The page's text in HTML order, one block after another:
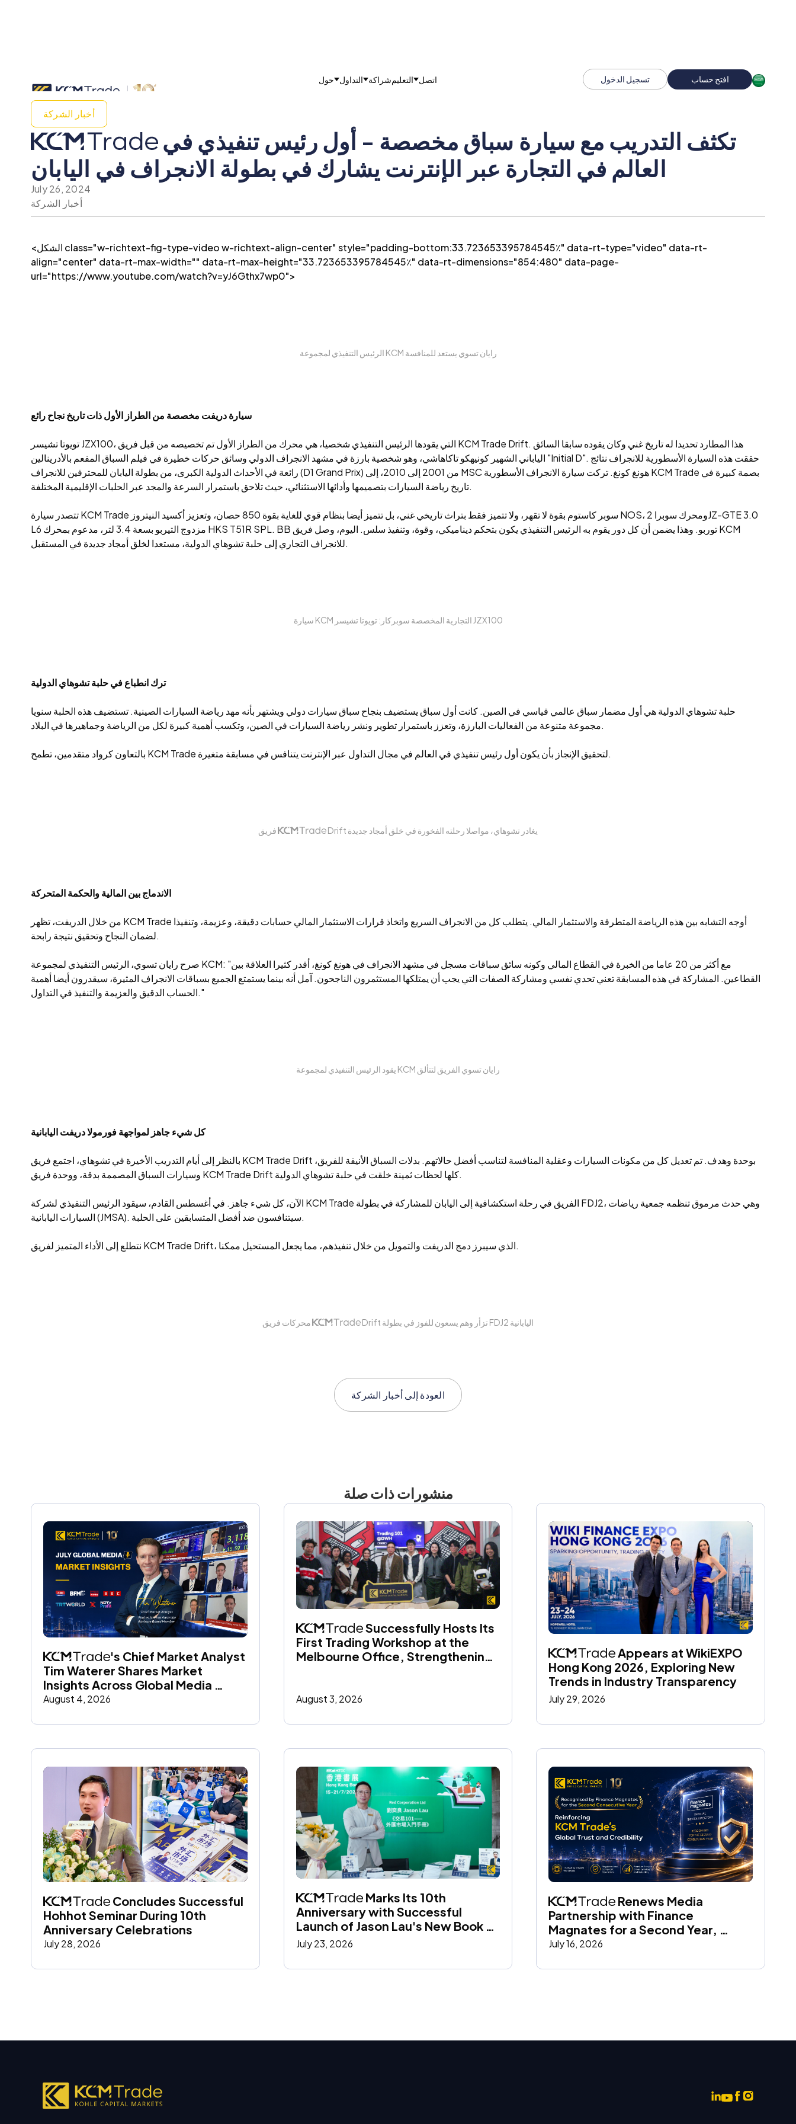
حول التداول شراكة التعليم اتصل تسجيل الدخول افتح حساب
أخبار الشركة
تكثف التدريب مع سيارة سباق مخصصة - أول رئيس تنفيذي في
العالم في التجارة عبر الإنترنت يشارك في بطولة الانجراف في اليابان
July 26, 2024
أخبار الشركة
<الشكل class="w-richtext-fig-type-video w-richtext-align-center" style="padding-bottom:33.723653395784545٪" data-rt-type="video" data-rt-
align="center" data-rt-max-width="" data-rt-max-height="33.723653395784545٪" data-rt-dimensions="854:480" data-page-
url="https://www.youtube.com/watch?v=yJ6Gthx7wp0">
الرئيس التنفيذي لمجموعة KCM رايان تسوي يستعد للمنافسة
سيارة دريفت مخصصة من الطراز الأول ذات تاريخ نجاح رائع
تويوتا تشيسر JZX100، التي يقودها الرئيس التنفيذي شخصيا، هي محرك من الطراز الأول تم تخصيصه من قبل فريق KCM Trade Drift. هذا المطارد تحديدا له تاريخ غني وكان يقوده سابقا السائق
الياباني الشهير كونيهكو تاكاهاشي، وهو شخصية بارزة في مشهد الانجراف الدولي وسائق حركات خطيرة في فيلم السباق المفعم بالأدرينالين "Initial D". حققت هذه السيارة الأسطورية للانجراف نتائج
رائعة في الأحداث الدولية الكبرى، من بطولة اليابان للمحترفين للانجراف (D1 Grand Prix) من 2001 إلى 2010، إلى MSC هونغ كونغ. تركت سيارة الانجراف الأسطورية KCM Trade بصمة كبيرة في
تاريخ رياضة السيارات بتصميمها وأدائها الاستثنائي، حيث تلاحق باستمرار السرعة والمجد عبر الحلبات الإقليمية المختلفة.
تتصدر سيارة KCM Trade سوبر كاستوم بقوة لا تقهر، ولا تتميز فقط بتراث تاريخي غني، بل تتميز أيضا بنظام قوي للغاية بقوة 850 حصان، وتعزيز أكسيد النيتروز NOS، ومحرك سوبرا 2JZ-GTE 3.0
L6 مزدوج التيربو بسعة 3.4 لتر، مدعوم بمحرك HKS T51R SPL. BB توربو. وهذا يضمن أن كل دور يقوم به الرئيس التنفيذي يكون بتحكم ديناميكي، وقوة، وتنفيذ سلس. اليوم، وصل فريق KCM
للانجراف التجاري إلى حلبة تشوهاي الدولية، مستعدا لخلق أمجاد جديدة في المستقبل.
سيارة KCM التجارية المخصصة سوبركار: تويوتا تشيسر JZX100
ترك انطباع في حلبة تشوهاي الدولية
حلبة تشوهاي الدولية هي أول مضمار سباق عالمي قياسي في الصين. كانت أول سباق يستضيف بنجاح سباق سيارات دولي ويشتهر بأنه مهد رياضة السيارات الصينية. تستضيف هذه الحلبة سنويا
مجموعة متنوعة من الفعاليات البارزة، وتعزز باستمرار تطوير ونشر رياضة السيارات في الصين، وتكسب أهمية كبيرة لكل من الرياضة وجماهيرها في البلاد.
بالتعاون كرواد متقدمين، تطمح KCM Trade لتحقيق الإنجاز بأن يكون أول رئيس تنفيذي في العالم في مجال التداول عبر الإنترنت يتنافس في مسابقة متغيرة.
فريق Drift يغادر تشوهاي، مواصلا رحلته الفخورة في خلق أمجاد جديدة
الاندماج بين المالية والحكمة المتحركة
من خلال الدريفت، تظهر KCM Trade أوجه التشابه بين هذه الرياضة المتطرفة والاستثمار المالي. يتطلب كل من الانجراف السريع واتخاذ قرارات الاستثمار المالي حسابات دقيقة، وعزيمة، وتنفيذا
لضمان النجاح وتحقيق نتيجة رابحة.
صرح رايان تسوي، الرئيس التنفيذي لمجموعة KCM: "مع أكثر من 20 عاما من الخبرة في القطاع المالي وكونه سائق سباقات مسجل في مشهد الانجراف في هونغ كونغ، أقدر كثيرا العلاقة بين
القطاعين. المشاركة في هذه المسابقة تعني تحدي نفسي ومشاركة الصفات التي يجب أن يمتلكها المستثمرون الناجحون. آمل أنه بينما يستمتع الجميع بسباقات الانجراف المثيرة، سيقدرون أيضا أهمية
الحساب الدقيق والعزيمة والتنفيذ في التداول."
يقود الرئيس التنفيذي لمجموعة KCM رايان تسوي الفريق لتتألق
كل شيء جاهز لمواجهة فورمولا دريفت اليابانية
بالنظر إلى أيام التدريب الأخيرة في تشوهاي، اجتمع فريق KCM Trade Drift بوحدة وهدف. تم تعديل كل من مكونات السيارات وعقلية المنافسة لتناسب أفضل حالاتهم. بدلات السباق الأنيقة للفريق،
وسيارات السباق المصممة بدقة، ووحدة فريق KCM Trade Drift كلها لحظات ثمينة خلقت في حلبة تشوهاي الدولية.
الآن، كل شيء جاهز. في أغسطس القادم، سيقود الرئيس التنفيذي لشركة KCM Trade الفريق في رحلة استكشافية إلى اليابان للمشاركة في بطولة FDJ2، وهي حدث مرموق تنظمه جمعية رياضات
السيارات اليابانية (JMSA). سيتنافسون ضد أفضل المتسابقين على الحلبة.
نتطلع إلى الأداء المتميز لفريق KCM Trade Drift، الذي سيبرز دمج الدريفت والتمويل من خلال تنفيذهم، مما يجعل المستحيل ممكنا.
محركات فريق Drift تزأر وهم يسعون للفوز في بطولة FDJ2 اليابانية
العودة إلىأخبار الشركة
منشورات ذات صلة
's Chief Market Analyst
Tim Waterer Shares Market
Insights Across Global Media
Throughout July
August 4, 2026
Successfully Hosts Its
First Trading Workshop at the
Melbourne Office, Strengthening
August 3, 2026
Appears at WikiEXPO
Hong Kong 2026, Exploring New
Trends in Industry Transparency
July 29, 2026
Concludes Successful
Hohhot Seminar During 10th
Anniversary Celebrations
July 28, 2026
Marks Its 10th
Anniversary with Successful
Launch of Jason Lau's New Book at
the Hong Kong Book Fair
July 23, 2026
Renews Media
Partnership with Finance
Magnates for a Second Year,
Strengthening Global Trust and
July 16, 2026